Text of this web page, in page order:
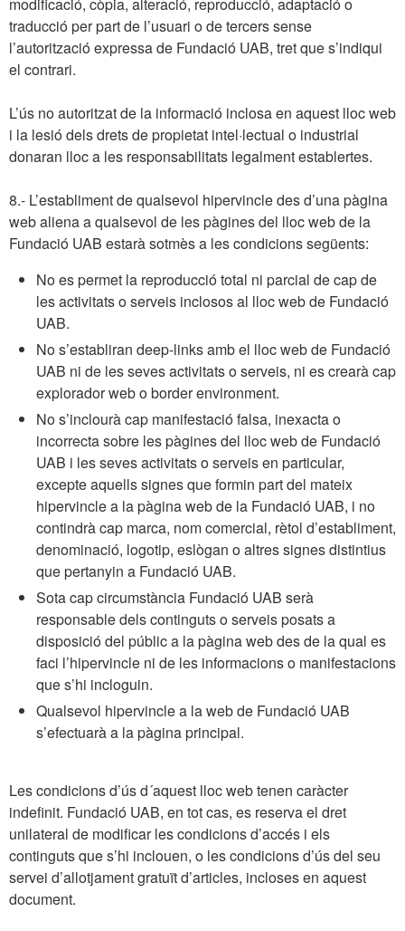
traducció per part de l’usuari o de tercers sense
l’autorització expressa de Fundació UAB, tret que s’indiqui
el contrari.
L’ús no autoritzat de la informació inclosa en aquest lloc web
i la lesió dels drets de propietat intel·lectual o industrial
donaran lloc a les responsabilitats legalment establertes.
8.- L’establiment de qualsevol hipervincle des d’una pàgina
web aliena a qualsevol de les pàgines del lloc web de la
Fundació UAB estarà sotmès a les condicions següents:
No es permet la reproducció total ni parcial de cap de
les activitats o serveis inclosos al lloc web de Fundació
UAB.
No s’establiran deep-links amb el lloc web de Fundació
UAB ni de les seves activitats o serveis, ni es crearà cap
explorador web o border environment.
No s’inclourà cap manifestació falsa, inexacta o
incorrecta sobre les pàgines del lloc web de Fundació
UAB i les seves activitats o serveis en particular,
excepte aquells signes que formin part del mateix
hipervincle a la pàgina web de la Fundació UAB, i no
contindrà cap marca, nom comercial, rètol d’establiment,
denominació, logotip, eslògan o altres signes distintius
que pertanyin a Fundació UAB.
Sota cap circumstància Fundació UAB serà
responsable dels continguts o serveis posats a
disposició del públic a la pàgina web des de la qual es
faci l’hipervincle ni de les informacions o manifestacions
que s’hi incloguin.
Qualsevol hipervincle a la web de Fundació UAB
s’efectuarà a la pàgina principal.
Les condicions d’ús d´aquest lloc web tenen caràcter
indefinit. Fundació UAB, en tot cas, es reserva el dret
unilateral de modificar les condicions d’accés i els
continguts que s’hi inclouen, o les condicions d’ús del seu
servei d’allotjament gratuït d’articles, incloses en aquest
document.